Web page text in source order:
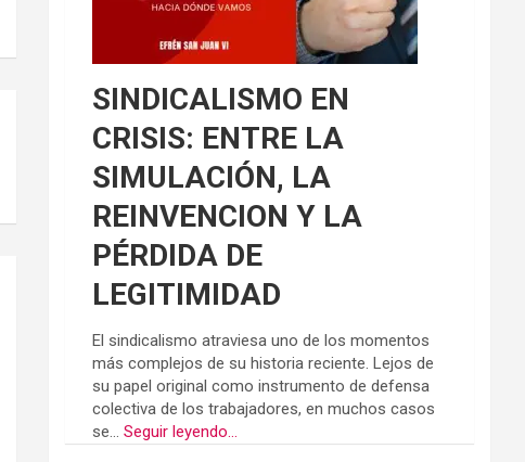
SINDICALISMO EN
CRISIS: ENTRE LA
SIMULACIÓN, LA
REINVENCION Y LA
PÉRDIDA DE
LEGITIMIDAD
El sindicalismo atraviesa uno de los momentos
más complejos de su historia reciente. Lejos de
su papel original como instrumento de defensa
colectiva de los trabajadores, en muchos casos
se...Seguir leyendo...